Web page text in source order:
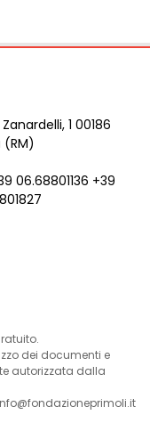
1 00186
(RM)
06.68801136 +39
dei documenti e
autorizzata dalla